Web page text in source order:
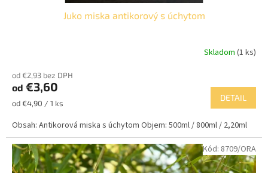
Juko miska antikorový s úchytom
Skladom (1 ks)
od €2,93 bez DPH
od €3,60
Jednotková
od €4,90 / 1 ks
DETAIL
Obsah: Antikorová miska s úchytom Objem: 500ml / 800ml / 2,20ml
Kód: 8709/ORA